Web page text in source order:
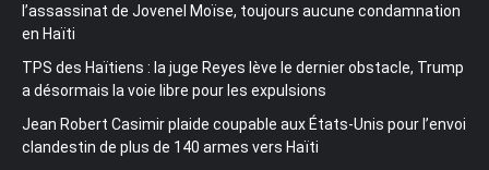
l’assassinat de Jovenel Moïse, toujours aucune condamnation
en Haïti
TPS des Haïtiens : la juge Reyes lève le dernier obstacle, Trump
a désormais la voie libre pour les expulsions
Jean Robert Casimir plaide coupable aux États-Unis pour l’envoi
clandestin de plus de 140 armes vers Haïti